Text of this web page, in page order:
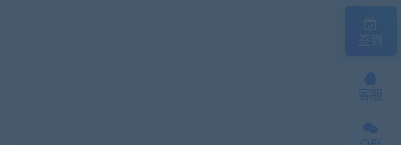
客服